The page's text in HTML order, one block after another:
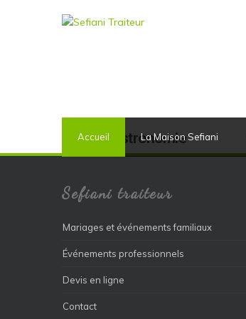
Accueil La Maison Sefiani
Gastronomie
Sefiani traiteur
Mariages et événements familiaux
Événements professionnels
Devis en ligne
Contact